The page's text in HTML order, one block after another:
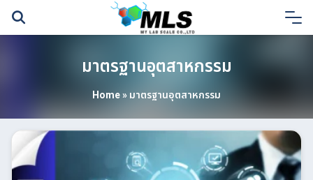
Skip
มาตรฐานอุตสาหกรรม
Home» มาตรฐานอุตสาหกรรม